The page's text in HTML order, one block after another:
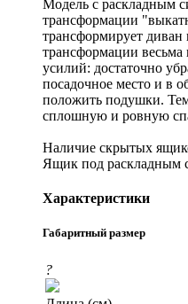
Модель с раскладным
трансформации
трансформирует
трансформации
усилий: достаточно
посадочное место и в
положить подушки.
сплошную и ровную
Наличие скрытых
Ящик под раскладным
Характеристики
Габаритный размер
?